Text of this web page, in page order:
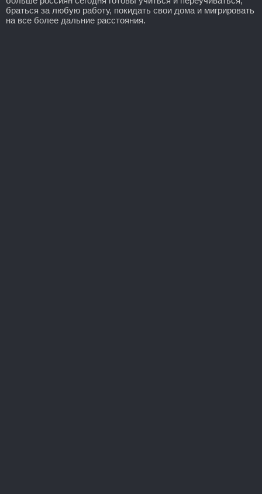
браться за любую работу, покидать свои дома и мигрировать
на все более дальние расстояния.